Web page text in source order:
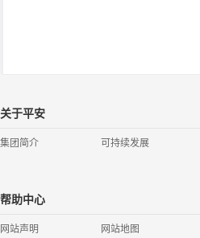
关于平安
集团简介 可持续发展
帮助中心
网站声明 网站地图